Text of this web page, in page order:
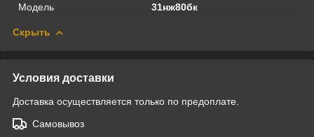
Модель
31нж80бк
Скрыть
Условия доставки
Доставка осуществляется только по предоплате.
Самовывоз